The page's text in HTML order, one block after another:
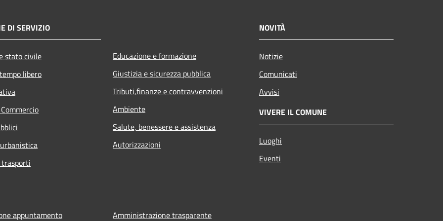
DI SERVIZIO
stato civile
libero
Educazione e formazione
Giustizia e sicurezza pubblica
Tributi,finanze e contravvenzioni
Ambiente
Salute, benessere e assistenza
Autorizzazioni
NOVITÀ
Notizie
Comunicati
Avvisi
VIVERE IL COMUNE
Luoghi
Eventi
appuntamento Amministrazione trasparente